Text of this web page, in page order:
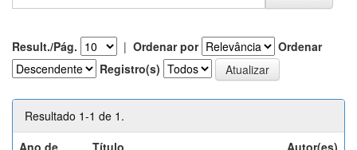
Result./Pág. | Ordenar por
Ordenar
Registro(s)
Resultado 1-1 de 1.
Ano de
Título Autor(es)